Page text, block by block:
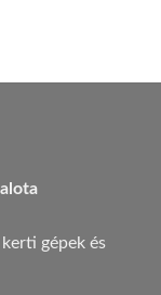
gépek és